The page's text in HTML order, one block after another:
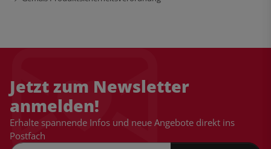
Jetzt zum Newsletter
anmelden!
Erhalte spannende Infos und neue Angebote direkt ins
Postfach